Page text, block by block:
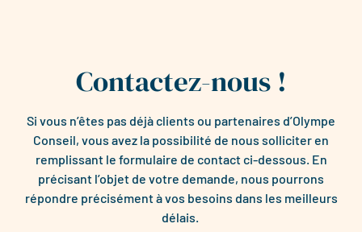
Contactez-nous !
Si vous n’êtes pas déjà clients ou partenaires d’Olympe
Conseil, vous avez la possibilité de nous solliciter en
remplissant le formulaire de contact ci-dessous. En
précisant l’objet de votre demande, nous pourrons
répondre précisément à vos besoins dans les meilleurs
délais.